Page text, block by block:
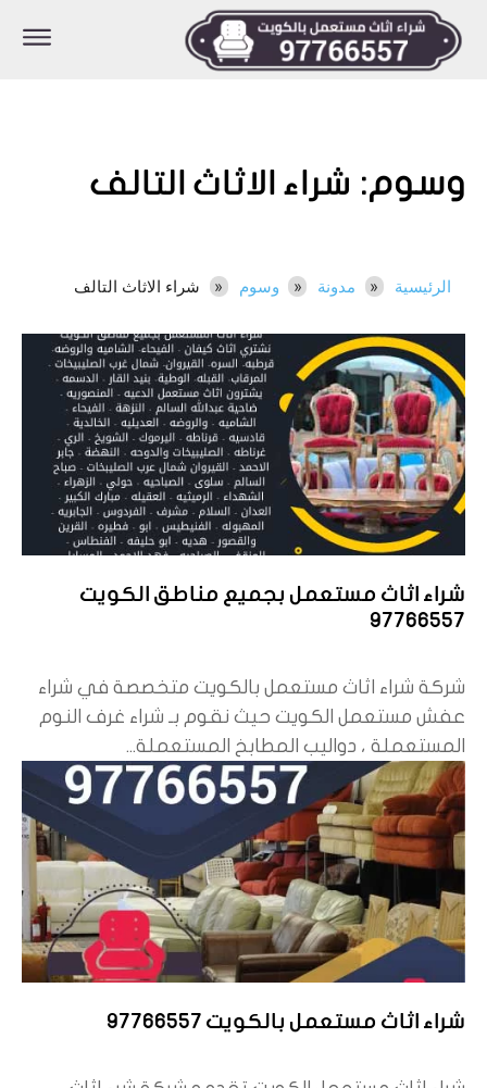
وسوم: شراء الاثاث التالف
الرئيسية مدونة وسوم شراء الاثاث التالف
شراء اثاث مستعمل بجميع مناطق الكويت
97766557
شركة شراء اثاث مستعمل بالكويت متخصصة في شراء
عفش مستعمل الكويت حيث نقوم بـ شراء غرف النوم
المستعملة ، دواليب المطابخ المستعملة...
شراء اثاث مستعمل بالكويت 97766557